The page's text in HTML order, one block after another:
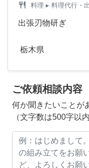
restaurant 料理 ▸ 料理代行・
出張刃物研ぎ
栃木県
ご依頼相談内容
何か聞きたいことが
（文字数は500字以内